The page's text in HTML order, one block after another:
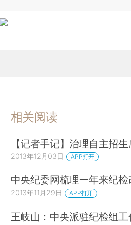
相关阅读
【记者手记】治理自主招
2013年12月03日 APP打开
中央纪委网梳理一年来纪检
2013年11月29日 APP打开
王岐山：中央派驻纪检组工